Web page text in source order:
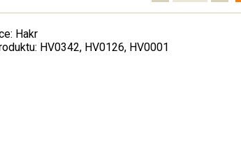
Hakr
HV0342, HV0126, HV0001